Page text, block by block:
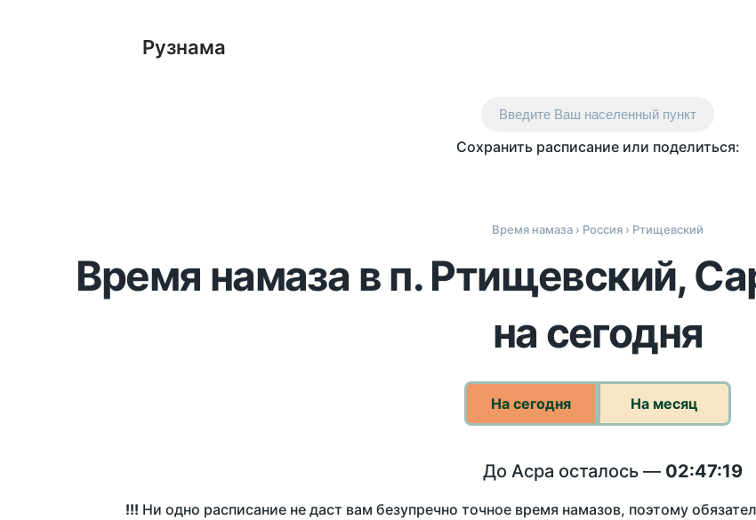
Рузнама
Введите Ваш населенный пункт
Сохранить расписание или поделиться:
Время намаза › Россия › Ртищевский
Время намаза в п. Ртищевский,
на сегодня
На сегодня На месяц
До Асра осталось — 02:47:19
!!! Ни одно расписание не даст вам безупречно точное время намазов, поэтому